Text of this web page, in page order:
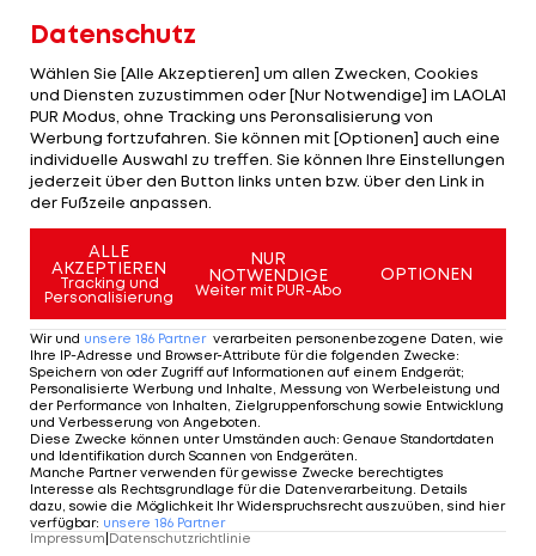
Chancen, haben diese auch ausgenutzt. Hinten
haben wir ein bisschen was zugelassen, ab und zu
wurde es gefährlich. Da müssen wir uns noch
verbessern und gut vorbereiten auf das
Rückspiel."
Denn Dedic weiß, "natürlich ist erst Halbzeit" und
"zuhause wird es auch nicht leicht".
Salzburg macht großen
Schritt in Richtung
Champions League
Champions League
Warum es für Dynamo
Kiew um mehr als nur um
Fußball geht
Datenschutz
Wählen Sie [Alle Akzeptieren] um allen Zwecken, Cookies
und Diensten zuzustimmen oder [Nur Notwendige] im LAOLA1
PUR Modus, ohne Tracking uns Peronsalisierung von
Werbung fortzufahren. Sie können mit [Optionen] auch eine
individuelle Auswahl zu treffen. Sie können Ihre Einstellungen
jederzeit über den Button links unten bzw. über den Link in
der Fußzeile anpassen.
ALLE
AKZEPTIEREN
Tracking und
Personalisierung
NUR
NOTWENDIGE
Weiter mit PUR-Abo
OPTIONEN
Wir und unsere 186 Partner verarbeiten personenbezogene Daten, wie
Ihre IP-Adresse und Browser-Attribute für die folgenden Zwecke:
Speichern von oder Zugriff auf Informationen auf einem Endgerät;
Personalisierte Werbung und Inhalte, Messung von Werbeleistung und
der Performance von Inhalten, Zielgruppenforschung sowie Entwicklung
und Verbesserung von Angeboten.
Diese Zwecke können unter Umständen auch: Genaue Standortdaten
und Identifikation durch Scannen von Endgeräten.
Manche Partner verwenden für gewisse Zwecke berechtigtes
Interesse als Rechtsgrundlage für die Datenverarbeitung. Details
dazu, sowie die Möglichkeit Ihr Widerspruchsrecht auszuüben, sind hier
verfügbar: unsere 186 Partner
Impressum Datenschutzrichtlinie